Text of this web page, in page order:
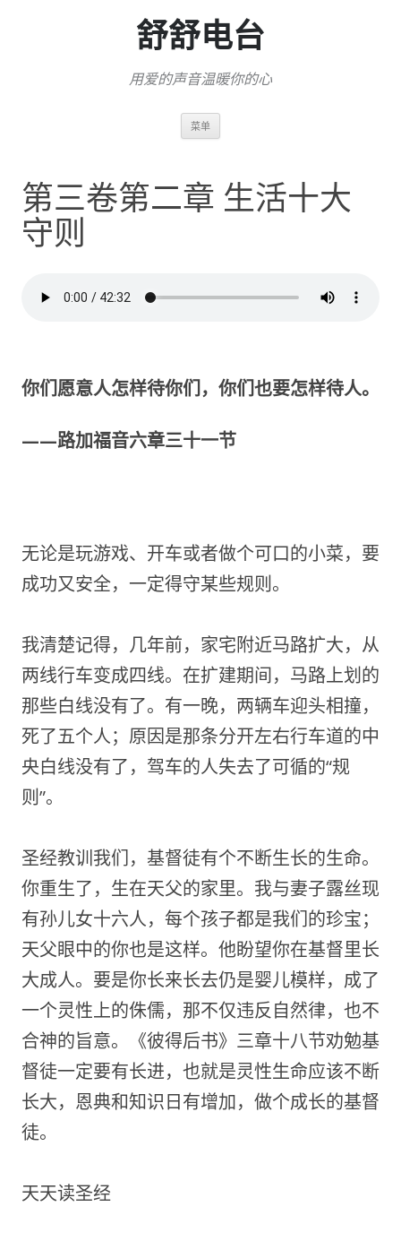
舒舒电台
用爱的声音温暖你的心
菜单
第三卷第二章 生活十大
守则
你们愿意人怎样待你们，你们也要怎样待人。
——路加福音六章三十一节
无论是玩游戏、开车或者做个可口的小菜，要
成功又安全，一定得守某些规则。
我清楚记得，几年前，家宅附近马路扩大，从
两线行车变成四线。在扩建期间，马路上划的
那些白线没有了。有一晚，两辆车迎头相撞，
死了五个人；原因是那条分开左右行车道的中
央白线没有了，驾车的人失去了可循的“规
则”。
圣经教训我们，基督徒有个不断生长的生命。
你重生了，生在天父的家里。我与妻子露丝现
有孙儿女十六人，每个孩子都是我们的珍宝；
天父眼中的你也是这样。他盼望你在基督里长
大成人。要是你长来长去仍是婴儿模样，成了
一个灵性上的侏儒，那不仅违反自然律，也不
合神的旨意。《彼得后书》三章十八节劝勉基
督徒一定要有长进，也就是灵性生命应该不断
长大，恩典和知识日有增加，做个成长的基督
徒。
天天读圣经